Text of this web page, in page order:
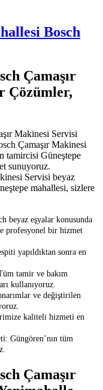
Bosch
Çamaşır
Çözümler,
Makinesi Servisi
Çamaşır Makinesi
tamircisi Güneştepe
sunuyoruz.
Servisi beyaz
mahallesi, sizlere
beyaz eşyalar konusunda
profesyonel bir hizmet
yapıldıktan sonra en
tamir ve bakım
kullanıyoruz.
ve değiştirilen
kaliteli hizmeti en
Güngören’nın tüm
Çamaşır